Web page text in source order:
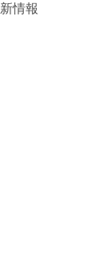
情報